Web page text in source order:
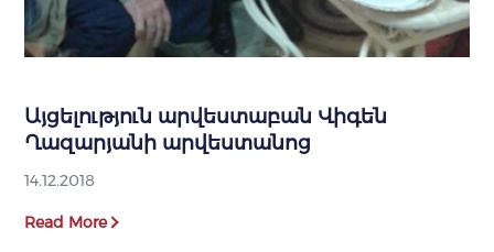
Այցելություն արվեստաբան Վիգեն
Ղազարյանի արվեստանոց
14.12.2018
Read More